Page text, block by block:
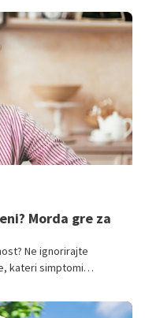
Morda gre za
Ne ignorirajte
kateri simptomi
vsakdana.